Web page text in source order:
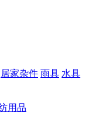
居家杂件 雨具 水具
用品